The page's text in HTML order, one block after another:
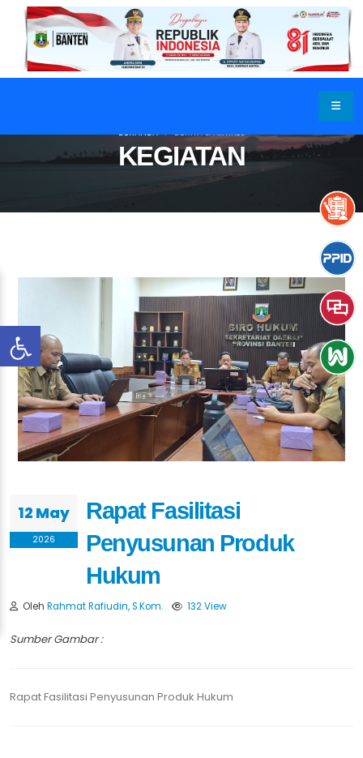
KEGIATAN
BERANDA BERITA & ARTIKEL
12 May
2026
Rapat Fasilitasi
Penyusunan Produk
Hukum
Oleh Rahmat Rafiudin, S.Kom. 132 View
Sumber Gambar :
Rapat Fasilitasi Penyusunan Produk Hukum